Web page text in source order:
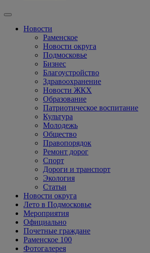
Новости
Раменское
Новости округа
Подмосковье
Бизнес
Благоустройство
Здравоохранение
Новости ЖКХ
Образование
Патриотическое воспитание
Культура
Молодежь
Общество
Правопорядок
Ремонт дорог
Спорт
Дороги и транспорт
Экология
Статьи
Новости округа
Лето в Подмосковье
Мероприятия
Официально
Почетные граждане
Раменское 100
Фотогалерея